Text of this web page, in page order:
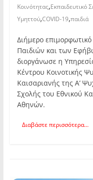
Κοινότητας,Εκπαιδευτικό
Υμηττού,COVID-19,παιδιά
Διήμερο
Παιδιών και των
διοργάνωσε η
Κέντρου Κοινοτικής
Καισαριανής της Α’
Σχολής του Εθνικού
Αθηνών.
Διαβάστε περισσότερα...